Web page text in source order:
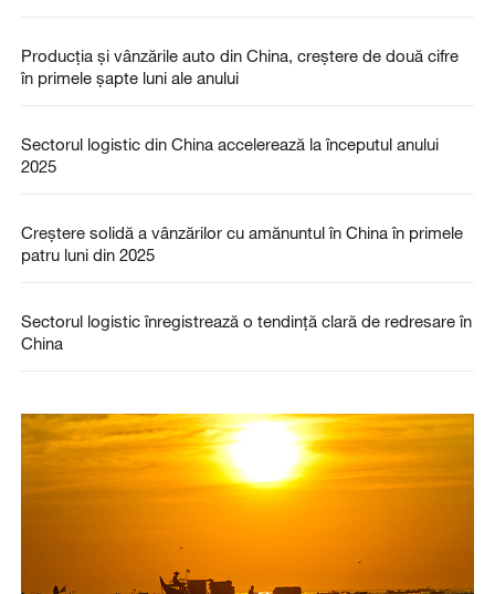
Producția și vânzările auto din China, creștere de două cifre
în primele șapte luni ale anului
Sectorul logistic din China accelerează la începutul anului
2025
Creștere solidă a vânzărilor cu amănuntul în China în primele
patru luni din 2025
Sectorul logistic înregistrează o tendință clară de redresare în
China